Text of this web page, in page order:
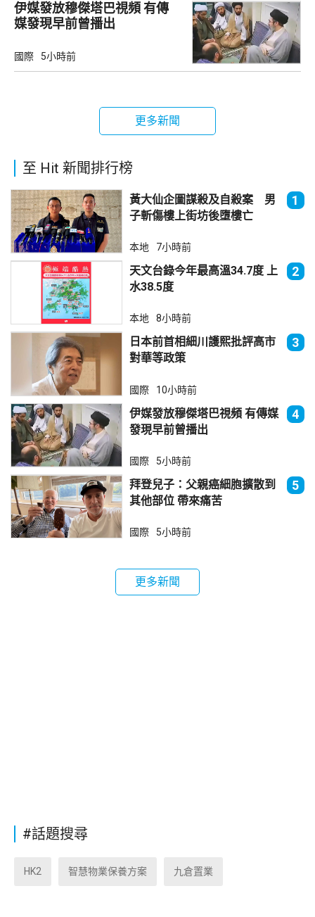
伊媒發放穆傑塔巴視頻 有傳
媒發現早前曾播出
國際 5小時前
更多新聞
至 Hit 新聞排行榜
黃大仙企圖謀殺及自殺案 男
子斬傷樓上街坊後墮樓亡
1
本地 7小時前
天文台錄今年最高溫34.7度 上
水38.5度
2
本地 8小時前
日本前首相細川護熙批評高市
對華等政策
3
國際 10小時前
伊媒發放穆傑塔巴視頻 有傳媒
發現早前曾播出
4
國際 5小時前
拜登兒子：父親癌細胞擴散到
其他部位 帶來痛苦
5
國際 5小時前
更多新聞
#話題搜尋
HK2 智慧物業保養方案 九倉置業